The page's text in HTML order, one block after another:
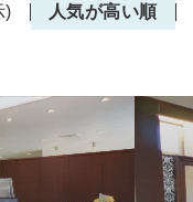
) 人気が高い順